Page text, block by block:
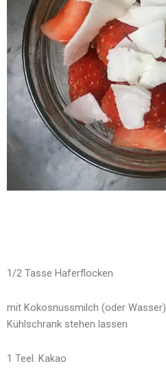
1/2 Tasse Haferflocken
mit Kokosnussmilch (oder
Kühlschrank stehen lassen
1 Teel. Kakao